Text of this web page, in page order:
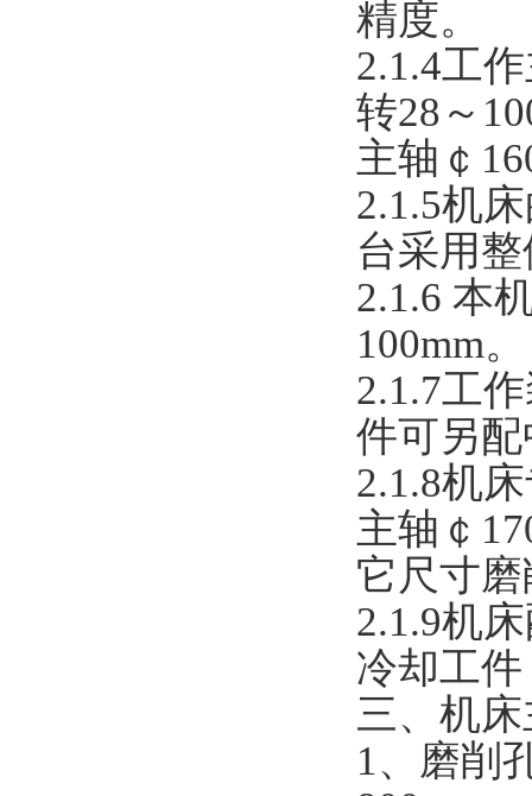
精度。
2.1.4工
转28 ～
主轴 ￠
2.1.5机
台采用
2.1.6 本
100mm。
2.1.7工
件可另
2.1.8机床
主轴 ￠
它尺寸
2.1.9机
冷却工
三、机
1、 磨削